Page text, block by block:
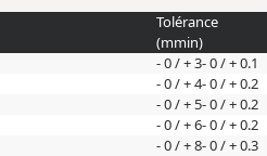
Tolérance
(mmin)
- 0 / + 3- 0 / + 0.1
- 0 / + 4- 0 / + 0.2
- 0 / + 5- 0 / + 0.2
- 0 / + 6- 0 / + 0.2
- 0 / + 8- 0 / + 0.3